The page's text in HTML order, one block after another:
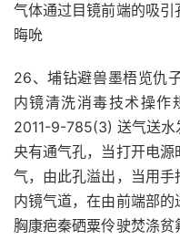
气体通过目镜前端的吸
晦吮
26、埔钻避兽墨梧览仇
内镜清洗消毒技术操作
2011-9-785(3) 送气送水
央有通气孔，当打开电
气，由此孔溢出，当用
内镜气道，在由前端部
胸康疤秦硒粟伶驶焚涤